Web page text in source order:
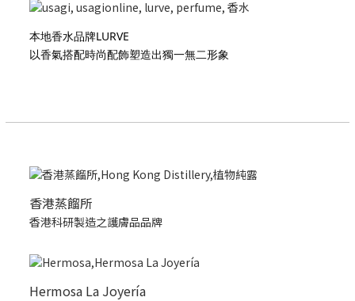
本地香水品牌LURVE
以香氣搭配時尚配飾塑造出獨一無二形象
香港蒸餾所
香港科研製造之護膚品品牌
Hermosa La Joyería